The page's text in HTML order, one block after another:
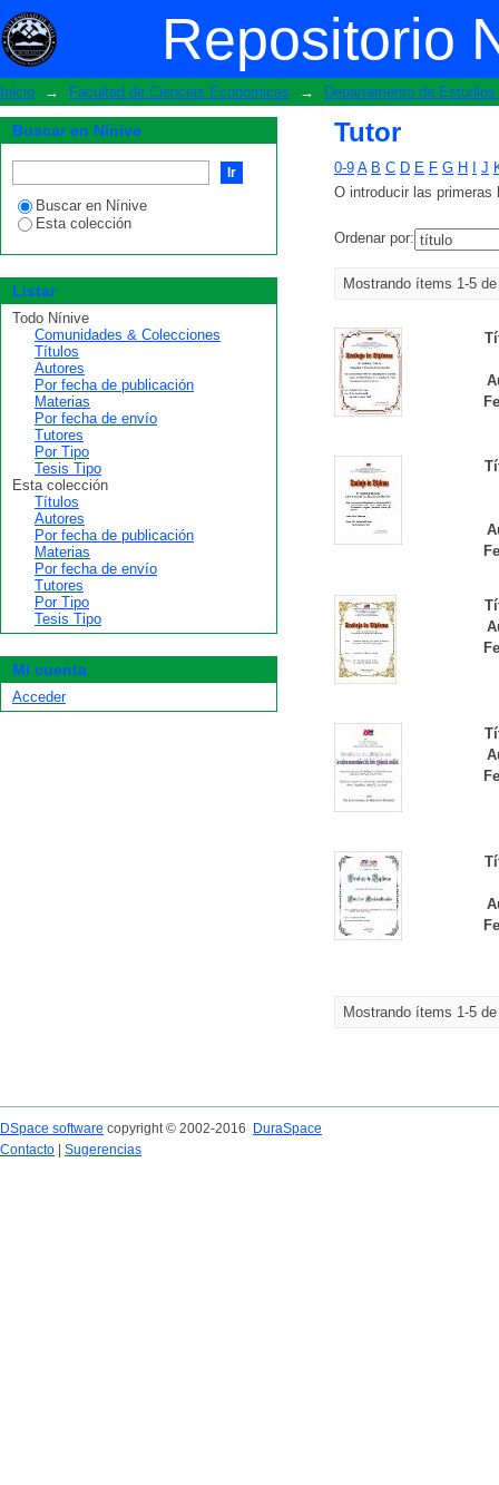
Repositorio
Tutor
Inicio → Facultad de Ciencias Económicas → Departamento de
Tutor
0-9 A B C D E F G H J
O introducir las primeras
Ordenar por:
Mostrando ítems 1-5
Mostrando ítems 1-5
Buscar en Nínive
Buscar en Nínive
Esta colección
Listar
Todo Nínive
Comunidades & Colecciones
Títulos
Autores
Por fecha de publicación
Materias
Por fecha de envío
Tutores
Por Tipo
Tesis Tipo
Esta colección
Títulos
Autores
Por fecha de publicación
Materias
Por fecha de envío
Tutores
Por Tipo
Tesis Tipo
Mi cuenta
Acceder
DSpace software copyright © 2002-2016
DuraSpace
Contacto
Sugerencias